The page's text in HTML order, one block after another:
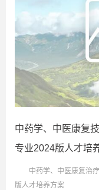
中药学、中医康复
专业2024版人才培
中药学、中医康复治
版人才培养方案